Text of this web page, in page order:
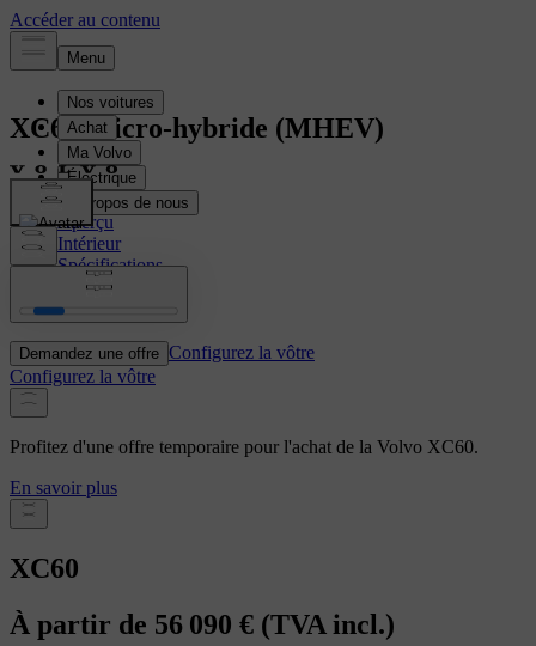
XC60 Micro-hybride (MHEV)
Aperçu
Intérieur
Spécifications
Caractéristiques
Demandez une offre Configurez la vôtre
Configurez la vôtre
Profitez d'une offre temporaire pour l'achat de la Volvo XC60.
En savoir plus
XC60
À partir de 56 090 € (TVA incl.)